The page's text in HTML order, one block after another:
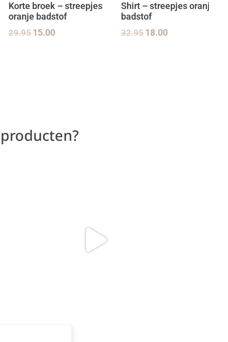
Korte broek – streepjes
oranje badstof
29.95 15.00
Shirt – streepjes oranje
badstof
32.95 18.00